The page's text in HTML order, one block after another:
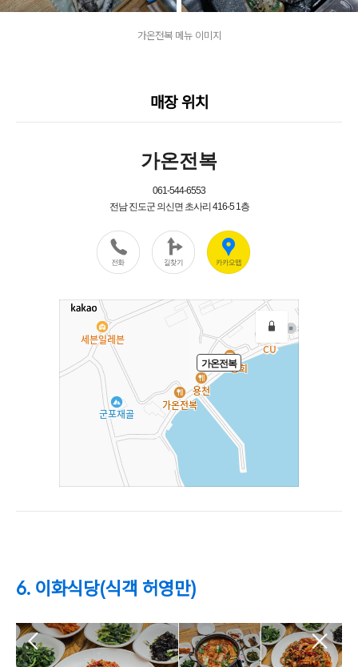
가온전복 메뉴 이미지
매장 위치
6. 이화식당(식객 허영만)